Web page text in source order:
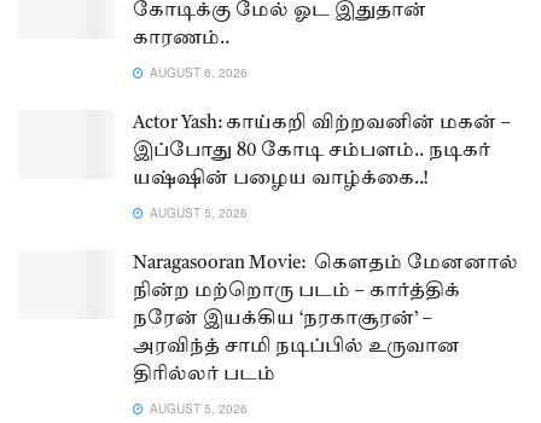
கோடிக்கு மேல் ஓட இதுதான்
காரணம்..
AUGUST 6, 2026
Actor Yash: காய்கறி விற்றவனின் மகன் –
இப்போது 80 கோடி சம்பளம்.. நடிகர்
யஷ்ஷின் பழைய வாழ்க்கை..!
AUGUST 5, 2026
Naragasooran Movie: கௌதம் மேனனால்
நின்ற மற்றொரு படம் – கார்த்திக்
நரேன் இயக்கிய ‘நரகாசூரன்’ –
அரவிந்த் சாமி நடிப்பில் உருவான
திரில்லர் படம்
AUGUST 5, 2026